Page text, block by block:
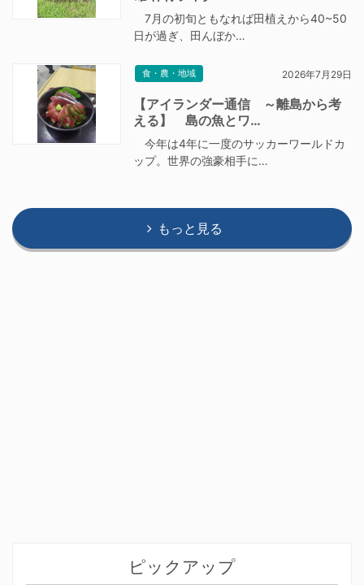
7月の初旬ともなれば田植えから40~50
日が過ぎ、田んぼか…
食・農・地域 2026年7月29日
【アイランダー通信 ～離島から考
える】 島の魚とワ…
今年は4年に一度のサッカーワールドカ
ップ。世界の強豪相手に…
もっと見る
ピックアップ